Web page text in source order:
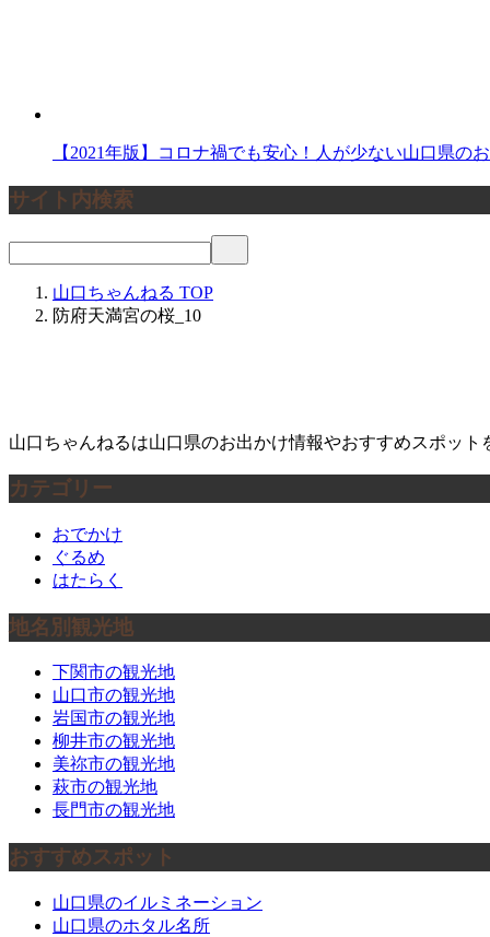
【2021年版】コロナ禍でも安心！人が少ない山口県の
サイト内検索
山口ちゃんねる TOP
防府天満宮の桜_10
山口ちゃんねるは山口県のお出かけ情報やおすすめスポッ
カテゴリー
おでかけ
ぐるめ
はたらく
地名別観光地
下関市の観光地
山口市の観光地
岩国市の観光地
柳井市の観光地
美祢市の観光地
萩市の観光地
長門市の観光地
おすすめスポット
山口県のイルミネーション
山口県のホタル名所